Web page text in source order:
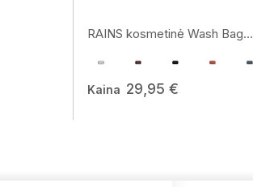
RAINS kosmetinė Wash Bag...
Kaina 29,95 €